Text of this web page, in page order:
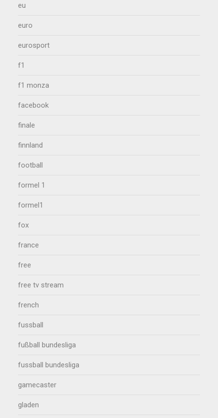
eu
euro
eurosport
f1
f1 monza
facebook
finale
finnland
football
formel 1
formel1
fox
france
free
free tv stream
french
fussball
fußball bundesliga
fussball bundesliga
gamecaster
gladen